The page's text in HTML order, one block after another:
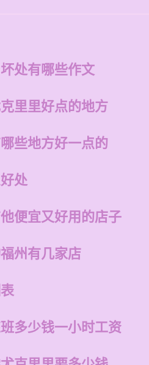
处有哪些作文
里里好点的地方
些地方好一点的
处
便宜又好用的店子
州有几家店
多少钱一小时工资